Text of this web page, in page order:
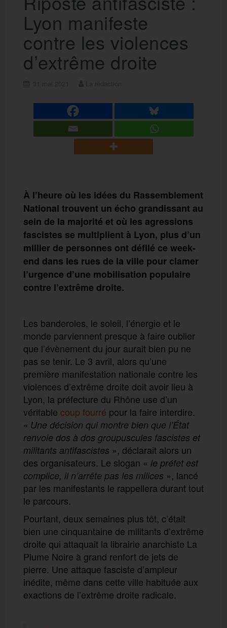
Lyon manifeste
contre les violences
d’extrême droite
À l’heure où les idées du Rassemblement
National trouvent un écho grandissant au
sein de la majorité et où les agressions
fascistes se multiplient à Lyon, plus d’un
millier de personnes ont défilé ce week-
end dans les rues de la ville pour clamer
l’urgence d’une mobilisation populaire
contre l’extrême droite.
Les banderoles, le soleil, l’énergie et le
monde parviennent presque à faire oublier
que l’évènement du jour aurait bien pu ne
pas se tenir. Le 3 avril, alors qu’une
première manifestation nationale contre les
violences d’extrême droite doit avoir lieu à
Lyon, la préfecture du Rhône use d’un
véritable coup fourré pour la faire interdire.
« Une décision qui montre bien que l’État
renvoie dos à dos groupuscules fascistes et
militants antifascistes », déclarait alors un
des organisateurs. Le slogan « le préfet est
complice, il n’arrête pas les milices », lancé
par les manifestants le rappellera durant tout
le parcours.
Pourtant, deux semaines plus tôt, c’était
bien une cinquantaine de militants d’extrême
droite qui attaquait la librairie anarchiste La
Plume Noire à grand renfort de jets de
pierre. Une attaque fasciste d’ampleur
inédite, même dans cette ville habituée aux
exactions de l’extrême droite radicale.